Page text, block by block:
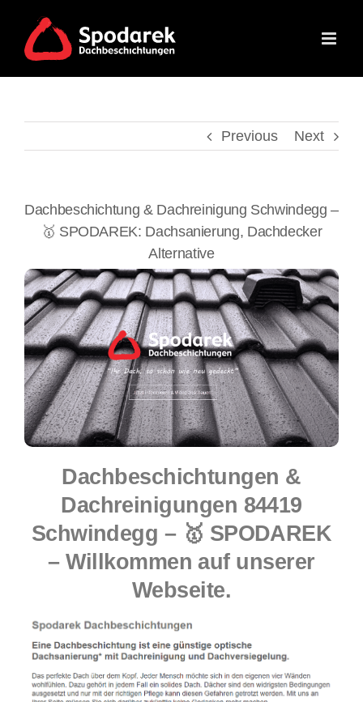
content
Previous Next
Dachbeschichtung & Dachreinigung Schwindegg –
🥇 SPODAREK: Dachsanierung, Dachdecker
Alternative
Dachbeschichtungen &
Dachreinigungen 84419
Schwindegg – 🥇 SPODAREK
– Willkommen auf unserer
Webseite.